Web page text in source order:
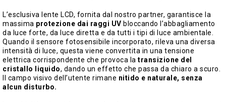
L’esclusiva lente LCD, fornita dal nostro partner, garantisce la
massima protezione dai raggi UV bloccando l’abbagliamento
da luce forte, da luce diretta e da tutti i tipi di luce ambientale.
Quando il sensore fotosensibile incorporato, rileva una diversa
intensità di luce, questa viene convertita in una tensione
elettrica corrispondente che provoca la transizione del
cristallo liquido, dando un effetto che passa da chiaro a scuro.
Il campo visivo dell’utente rimane nitido e naturale, senza
alcun disturbo.